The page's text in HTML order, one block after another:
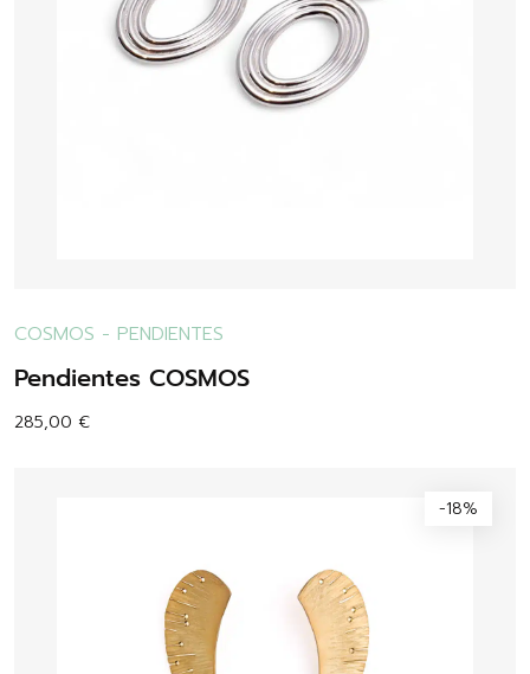
COSMOS - PENDIENTES
Pendientes COSMOS
285,00 €
-18%